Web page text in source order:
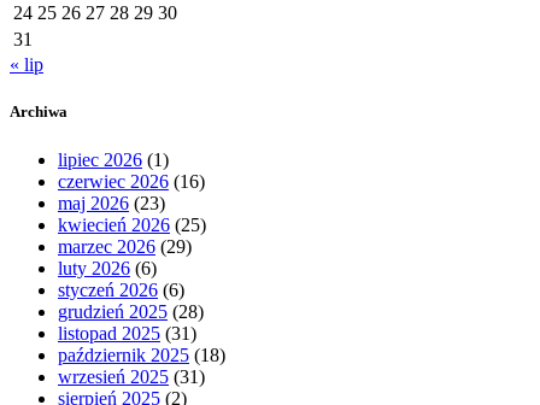
24 25 26 27 28 29 30
31
« lip
Archiwa
lipiec 2026 (1)
czerwiec 2026 (16)
maj 2026 (23)
kwiecień 2026 (25)
marzec 2026 (29)
luty 2026 (6)
styczeń 2026 (6)
grudzień 2025 (28)
listopad 2025 (31)
październik 2025 (18)
wrzesień 2025 (31)
sierpień 2025 (2)